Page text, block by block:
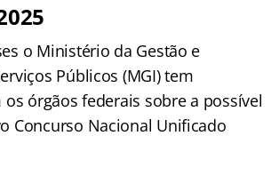
o Ministério da Gestão e
Públicos (MGI) tem
órgãos federais sobre a possível
Concurso Nacional Unificado